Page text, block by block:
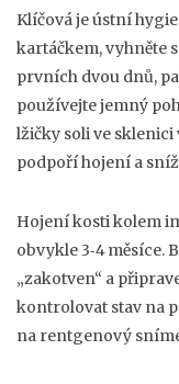
Klíčová je ústní
kartáčkem, vyhněte
prvních dvou dnů,
používejte jemný
lžičky soli ve
podpoří hojení a
Hojení kosti kolem
obvykle 3‑4 měsíce.
„zakotven“ a
kontrolovat stav na
na rentgenový